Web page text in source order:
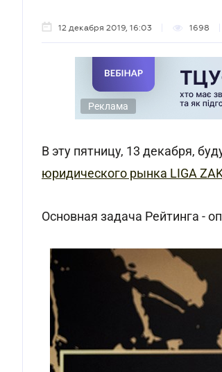
12 декабря 2019, 16:03 1698
Реклама
В эту пятницу, 13 декабря,
юридического рынка LIGA
Основная задача Рейтинга -